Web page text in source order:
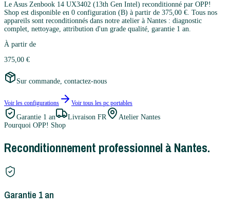
Le Asus Zenbook 14 UX3402 (13th Gen Intel) reconditionné par OPP!
Shop est disponible en 0 configuration (B) à partir de 375,00 €. Tous nos
appareils sont reconditionnés dans notre atelier à Nantes : diagnostic
complet, nettoyage, attribution d'un grade qualité, garantie 1 an.
À partir de
375,00 €
Sur commande, contactez-nous
Voir les configurations Voir tous les pc portables
Garantie 1 an Livraison FR
Atelier Nantes
Pourquoi OPP! Shop
Reconditionnement professionnel à Nantes.
Garantie 1 an